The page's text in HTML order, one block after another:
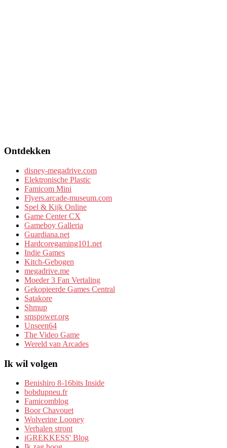
Ontdekken
disney-megadrive.com
Elektronische Plastic
Famicom Mini
Flyers.arcade-museum.com
Spel & Kijk Online
Game Center CX
Gameboy Galleria
Guardiana.net
Hardcoregaming101.net
Indie Games
Kitch-Gebogen
megadrive.me
Moeder 3 Fan Vertaling
Gekopieerde Games Central
Satakore
Shmup
smspower.org
Unseen64
The Video Game
Wereld van Arcades
Ik wil volgen
Benishiro 8-16bits Inside
bobdupneu.fr
Famicomblog
Boor Chavouet
Wolverine Looney
Verhalen stront
iGREKKESS' Blog